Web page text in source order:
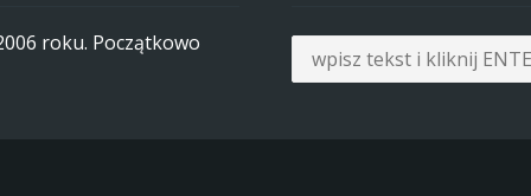
roku. Początkowo